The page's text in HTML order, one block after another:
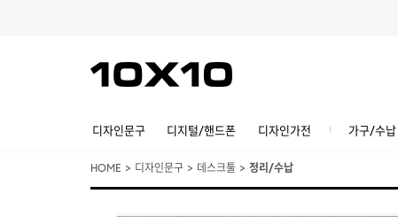
디자인문구 디지털/핸드폰 디자인가전 가구/수납
HOME > 디자인문구 > 데스크툴 > 정리/수납